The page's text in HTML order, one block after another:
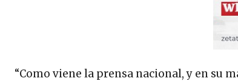
“Como viene la prensa nacional, y en su